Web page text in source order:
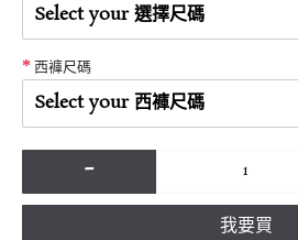
Select your 選擇尺碼
西褲尺碼
Select your 西褲尺碼
-
我要買